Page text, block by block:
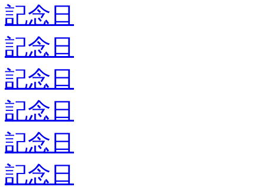
記念日
記念日
記念日
記念日
記念日
記念日